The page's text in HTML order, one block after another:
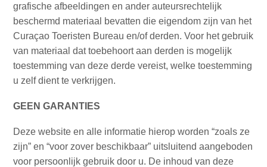
en
drinken
Kunst
en
cultuur
Landactiviteiten
Nachtleven
Natuur
grafische afbeeldingen en ander auteursrechtelijk
beschermd materiaal bevatten die eigendom zijn van het
Curaçao Toeristen Bureau en/of derden. Voor het gebruik
van materiaal dat toebehoort aan derden is mogelijk
toestemming van deze derde vereist, welke toestemming
u zelf dient te verkrijgen.
GEEN GARANTIES
Deze website en alle informatie hierop worden “zoals ze
zijn” en “voor zover beschikbaar” uitsluitend aangeboden
voor persoonlijk gebruik door u. De inhoud van deze